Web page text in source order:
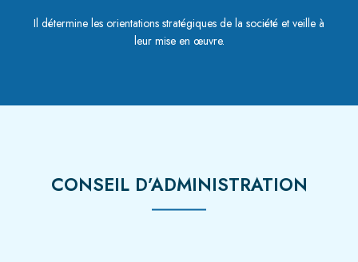
Il détermine les orientations stratégiques de la société et veille à
leur mise en œuvre.
CONSEIL D’ADMINISTRATION